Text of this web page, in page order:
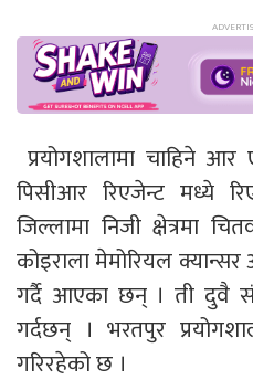
प्रयोगशालामा चाहिने
पिसीआर रिएजेन्ट मध्ये
जिल्लामा निजी क्षेत्रमा
कोइराला मेमोरियल
गर्दै आएका छन् । ती दुवै
गर्दछन् । भरतपुर
गरिरहेको छ ।